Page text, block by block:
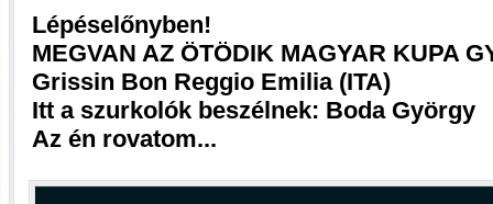
Lépéselőnyben!
MEGVAN AZ ÖTÖDIK MAGYAR KUPA
Grissin Bon Reggio Emilia (ITA)
Itt a szurkolók beszélnek: Boda György
Az én rovatom...